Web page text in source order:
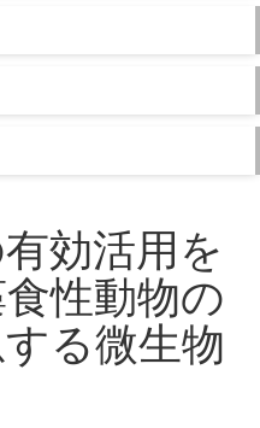
効活用を
性動物の
る微生物